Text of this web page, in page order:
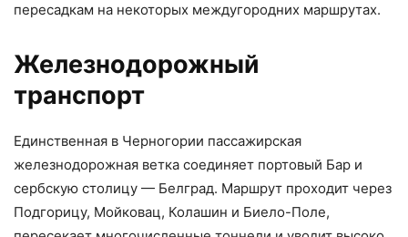
пересадкам на некоторых междугородних маршрутах.
Железнодорожный
транспорт
Единственная в Черногории пассажирская
железнодорожная ветка соединяет портовый Бар и
сербскую столицу — Белград. Маршрут проходит через
Подгорицу, Мойковац, Колашин и Биело-Поле,